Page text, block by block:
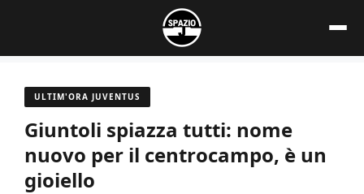
contenuto
ULTIM'ORA JUVENTUS
Giuntoli spiazza tutti: nome
nuovo per il centrocampo, è un
gioiello